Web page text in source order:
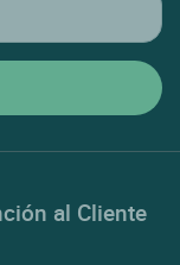
al Cliente